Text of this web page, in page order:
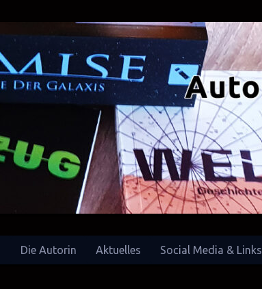
Die Autorin Aktuelles Social Media & Links